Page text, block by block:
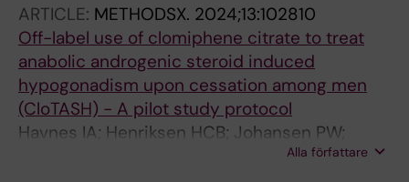
ARTICLE: METHODSX. 2024;13:102810
Off-label use of clomiphene citrate to treat
anabolic androgenic steroid induced
hypogonadism upon cessation among men
(CloTASH) - A pilot study protocol
Havnes IA; Henriksen HCB; Johansen PW;
Bjornebekk A; Neupane SP; Hisdal J; Seljeflot I;
Alla författare